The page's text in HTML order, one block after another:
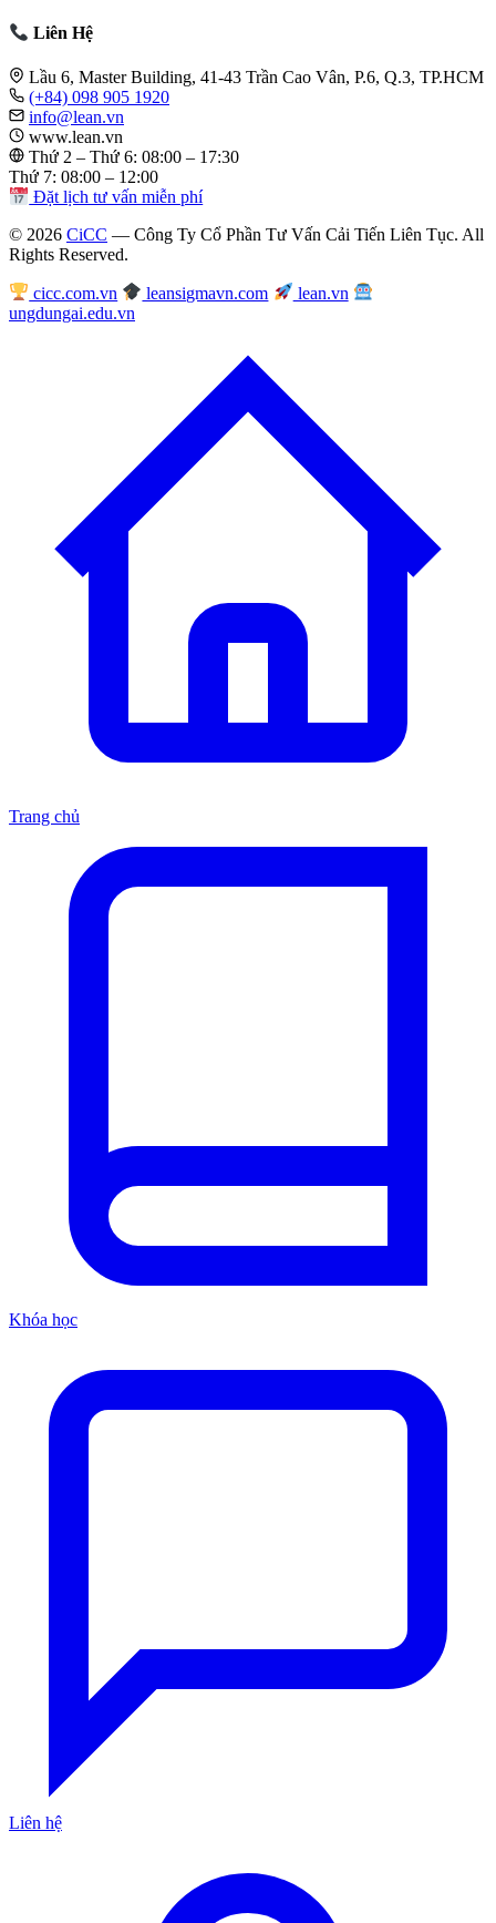
Liên Hệ
Lầu 6, Master Building, 41-43 Trần Cao Vân, P.6, Q.3, TP.HCM
(+84) 098 905 1920
info@lean.vn
www.lean.vn
Thứ 2 – Thứ 6: 08:00 – 17:30
Thứ 7: 08:00 – 12:00
Đặt lịch tư vấn miễn phí
© 2026 CiCC — Công Ty Cổ Phần Tư Vấn Cải Tiến Liên Tục. All
Rights Reserved.
cicc.com.vn leansigmavn.com
lean.vn
ungdungai.edu.vn
Trang chủ
Khóa học
Liên hệ